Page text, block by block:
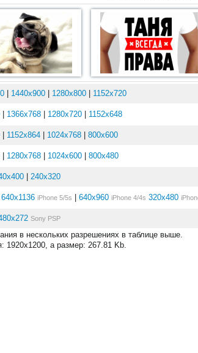
1440x900 1280x800 1152x720
1366x768 1280x720 1152x648
1152x864 1024x768 800x600
1280x768 1024x600 800x480
240x320
640x1136 iPhone 5/5s 640x960 iPhone 4/4s 320x480
Sony PSP
в нескольких разрешениях в таблице выше.
1920x1200, а размер: 267.81 Kb.